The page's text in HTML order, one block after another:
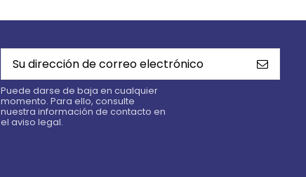
Puede darse de baja en cualquier
momento. Para ello, consulte
nuestra información de contacto en
el aviso legal.